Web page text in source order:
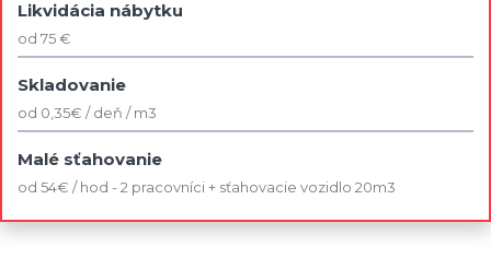
Likvidácia nábytku
od 75 €
Skladovanie
od 0,35€ / deň / m3
Malé sťahovanie
od 54€ / hod - 2 pracovníci + sťahovacie vozidlo 20m3